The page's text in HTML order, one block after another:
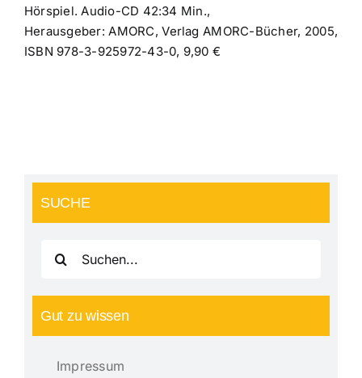
Hörspiel. Audio-CD 42:34 Min.,
Herausgeber: AMORC, Verlag AMORC-Bücher, 2005,
ISBN 978-3-925972-43-0, 9,90 €
SUCHE
nach:
Gut zu wissen
Impressum